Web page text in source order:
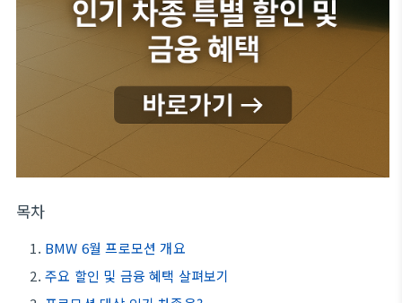
목차
BMW 6월 프로모션 개요
주요 할인 및 금융 혜택 살펴보기